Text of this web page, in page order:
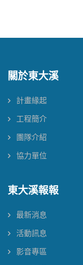
關於東大溪
計畫緣起
工程簡介
團隊介紹
協力單位
東大溪報報
最新消息
活動訊息
影音專區